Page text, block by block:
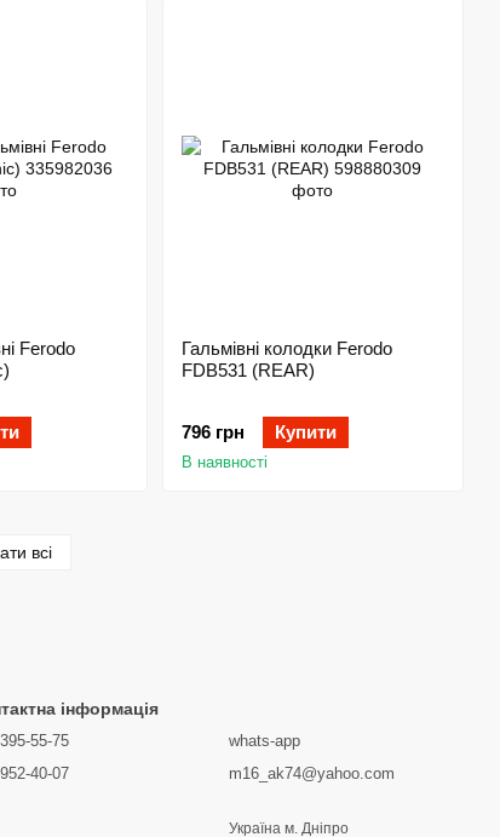
Ferodo
Гальмівні колодки Ferodo
FDB531 (REAR)
796 грн Купити
В наявності
всі
інформація
55-75
40-07
whats-app
m16_ak74@yahoo.com
Україна м. Дніпро